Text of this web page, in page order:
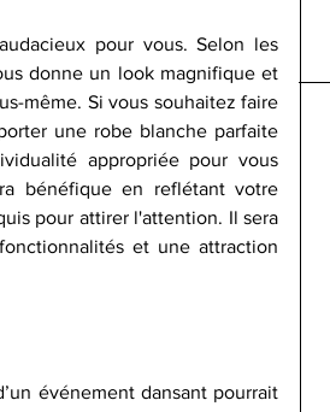
pour vous. Selon les
donne un look magnifique et
même. Si vous souhaitez faire
une robe blanche parfaite
appropriée pour vous
bénéfique en reflétant votre
pour attirer l'attention. Il sera
et une attraction
événement dansant pourrait